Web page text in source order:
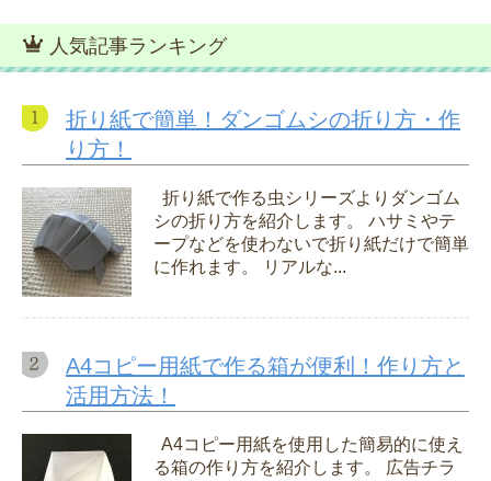
人気記事ランキング
折り紙で簡単！ダンゴムシの折り方・作
り方！
折り紙で作る虫シリーズよりダンゴム
シの折り方を紹介します。 ハサミやテ
ープなどを使わないで折り紙だけで簡単
に作れます。 リアルな...
A4コピー用紙で作る箱が便利！作り方と
活用方法！
A4コピー用紙を使用した簡易的に使え
る箱の作り方を紹介します。 広告チラ